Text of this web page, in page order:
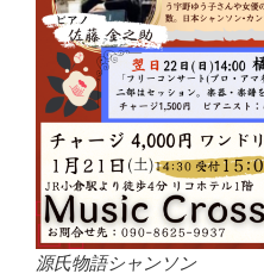
源氏物語シャンソン